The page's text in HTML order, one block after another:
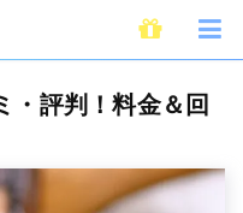
コミ・評判！料金＆回収までの流
・評判！料金＆回